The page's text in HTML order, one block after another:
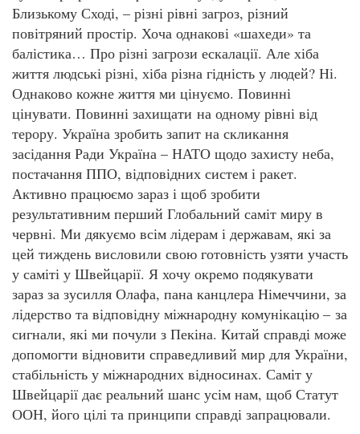
Близькому Сході, – різні рівні загроз, різний
повітряний простір. Хоча однакові «шахеди» та
балістика… Про різні загрози ескалації. Але хіба
життя людські різні, хіба різна гідність у людей? Ні.
Однаково кожне життя ми цінуємо. Повинні
цінувати. Повинні захищати на одному рівні від
терору. Україна зробить запит на скликання
засідання Ради Україна – НАТО щодо захисту неба,
постачання ППО, відповідних систем і ракет.
Активно працюємо зараз і щоб зробити
результативним перший Глобальний саміт миру в
червні. Ми дякуємо всім лідерам і державам, які за
цей тиждень висловили свою готовність узяти участь
у саміті у Швейцарії. Я хочу окремо подякувати
зараз за зусилля Олафа, пана канцлера Німеччини, за
лідерство та відповідну міжнародну комунікацію – за
сигнали, які ми почули з Пекіна. Китай справді може
допомогти відновити справедливий мир для України,
стабільність у міжнародних відносинах. Саміт у
Швейцарії дає реальний шанс усім нам, щоб Статут
ООН, його цілі та принципи справді запрацювали.